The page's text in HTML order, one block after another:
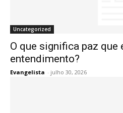
Uncategorized
O que significa paz que
entendimento?
Evangelista - julho 30, 2026